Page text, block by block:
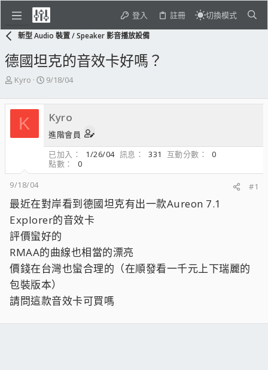
登入 註冊 切換模式
新型 Audio 裝置 / Speaker 影音播放設備
德國坦克的音效卡好嗎？
主
發
起
人
Kyro
開
日
期
9/18/04
K Kyro
進階會員
已加入
1/26/04 訊息 331 互動分數
0
點數
0
9/18/04
#1
最近在對岸看到德國坦克有出一款Aureon 7.1
Explorer的音效卡
評價蠻好的
RMAA的曲線也相當的漂亮
價錢在台灣也蠻合理的（在順發看一千元上下瑞麗的
包裝版本）
請問這款音效卡可買嗎